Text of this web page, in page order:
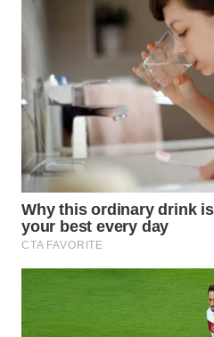
WN
KUNINGAN
WN
MAJALENGKA
WN
SUBANG
SUKABUMI